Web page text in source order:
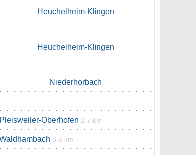
Heuchelheim-Klingen
Heuchelheim-Klingen
Niederhorbach
Pleisweiler-Oberhofen 2.7 km
Waldhambach 3.6 km